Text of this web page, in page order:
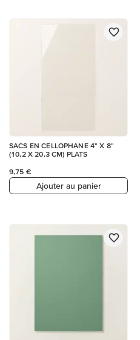
SACS EN CELLOPHANE 4" X 8"
(10,2 X 20,3 CM) PLATS
9,75 €
Ajouter au panier